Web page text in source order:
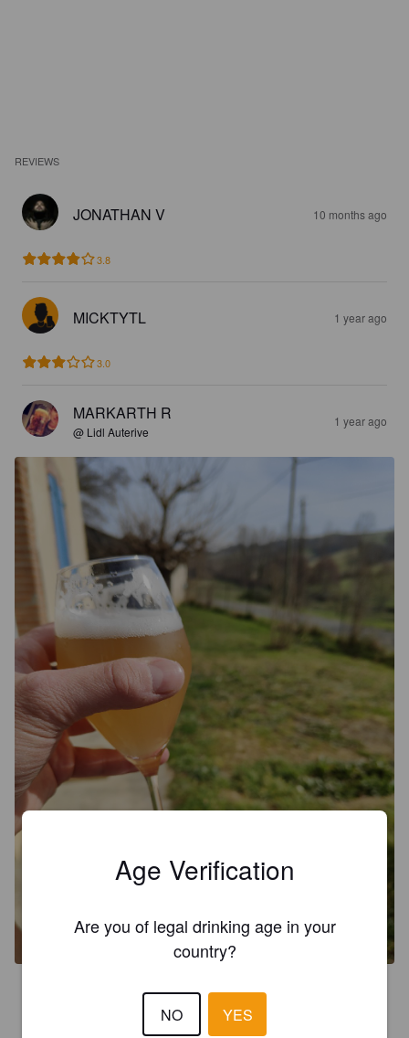
REVIEWS
JONATHAN V 10 months ago
3.8
MICKTYTL 1 year ago
3.0
MARKARTH R
@ Lidl Auterive
1 year ago
Trouble, la bière a bien un goût de verveine avec un côté
Age Verification
Are you of legal drinking age in your
country?
NO YES